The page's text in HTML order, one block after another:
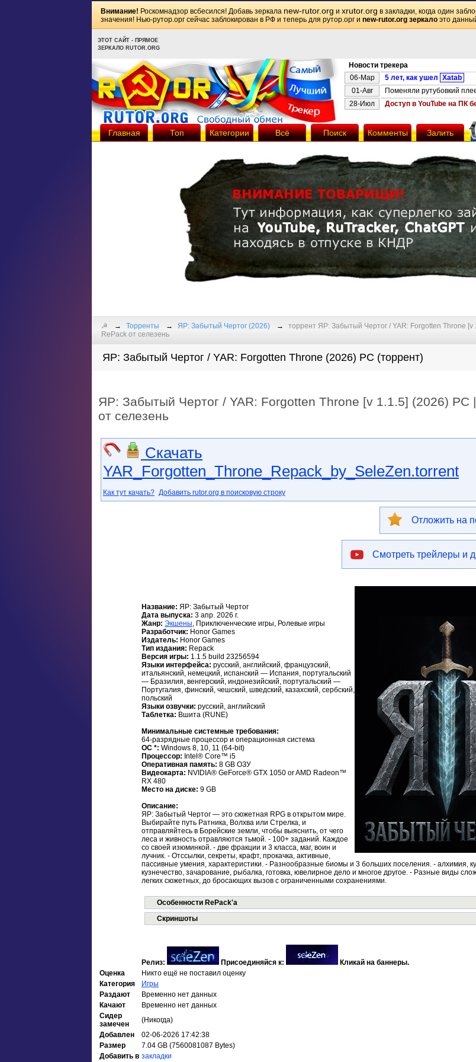
Внимание! Роскомнадзор всбесился! Добавь зеркала new-rutor.org и xrutor.org в закладки, когда один
значения! Нью-рутор.орг сейчас заблокирован в РФ и теперь для рутор.орг и new-rutor.org зеркало это
ЭТОТ САЙТ - ПРЯМОЕ
ЗЕРКАЛО RUTOR.ORG
Новости трекера
06-Мар
5 лет, как ушел Xatab
01-Авг
Поменяли рутубовкий
28-Июл
Доступ в YouTube на ПК
Главная Топ Категории Всё Поиск Комменты Залить
☭ Торренты ЯР: Забытый Чертог (2026)
торрент ЯР: Забытый Чертог / YAR: Forgotten Throne [v
RePack от селезень
ЯР: Забытый Чертог / YAR: Forgotten Throne (2026) PC (торрент)
ЯР: Забытый Чертог / YAR: Forgotten Throne [v 1.1.5] (2026) PC
от селезень
Скачать
YAR_Forgotten_Throne_Repack_by_SeleZen.torrent
Как тут качать? Добавить rutor.org в поисковую строку
Отложить на
Смотреть трейлеры и
Название: ЯР: Забытый Чертог
Дата выпуска: 3 апр. 2026 г.
Жанр: Экшены, Приключенческие игры, Ролевые игры
Разработчик: Honor Games
Издатель: Honor Games
Тип издания: Repack
Версия игры: 1.1.5 build 23256594
Языки интерфейса: русский, английский, французский,
итальянский, немецкий, испанский — Испания, португальский
— Бразилия, венгерский, индонезийский, португальский —
Португалия, финский, чешский, шведский, казахский, сербский,
польский
Языки озвучки: русский, английский
Таблетка: Вшита (RUNE)
Минимальные системные требования:
64-разрядные процессор и операционная система
ОС *: Windows 8, 10, 11 (64-bit)
Процессор: Intel® Core™ i5
Оперативная память: 8 GB ОЗУ
Видеокарта: NVIDIA® GeForce® GTX 1050 or AMD Radeon™
RX 480
Место на диске: 9 GB
Описание:
ЯР: Забытый Чертог — это сюжетная RPG в открытом мире.
Выбирайте путь Ратника, Волхва или Стрелка, и
отправляйтесь в Борейские земли, чтобы выяснить, от чего
леса и живность отравляются тьмой. - 100+ заданий. Каждое
со своей изюминкой. - две фракции и 3 класса, маг, воин и
лучник. - Отссылки, секреты, крафт, прокачка, активные,
пассивные умения, характеристики. - Разнообразные биомы и 3 больших поселения. - алхимия,
кузнечество, зачарование, рыбалка, готовка, ювелирное дело и многое другое. - Разные виды
легких сюжетных, до бросающих вызов с ограниченными сохранениями.
Особенности RePack'а
Скриншоты
Релиз: Присоединяйся к:
Кликай на баннеры.
Оценка
Никто ещё не поставил оценку
Категория
Игры
Раздают
Временно нет данных
Качают
Временно нет данных
Сидер
замечен
(Никогда)
Добавлен
02-06-2026 17:42:38
Размер
7.04 GB (7560081087 Bytes)
Добавить в закладки